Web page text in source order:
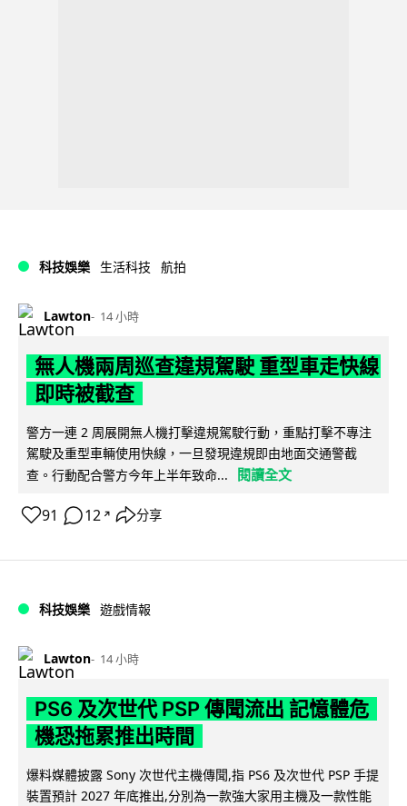
科技娛樂 生活科技 航拍
Lawton 14 小時
無人機兩周巡查違規駕駛 重型車走快線
即時被截查
警方一連 2 周展開無人機打擊違規駕駛行動，重點打擊不專注
駕駛及重型車輛使用快線，一旦發現違規即由地面交通警截
查。行動配合警方今年上半年致命...
閱讀全文
91 12 ↗ 分享
科技娛樂 遊戲情報
Lawton 14 小時
PS6 及次世代 PSP 傳聞流出 記憶體危
機恐拖累推出時間
爆料媒體披露 Sony 次世代主機傳聞,指 PS6 及次世代 PSP 手提
裝置預計 2027 年底推出,分別為一款強大家用主機及一款性能